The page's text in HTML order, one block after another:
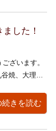
いておりま
した！
ざいます。
焼、大理石
りがとうご
きを読む